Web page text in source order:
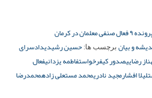
در کرمان
و بیان برچسب ها: حسین رشیدیدادسرای
رضاییصدور کیفرخواستفاطمه یزدانیفعال
لیلا افشارمجید نادریمحمد مستعلی زادهمحمدرضا